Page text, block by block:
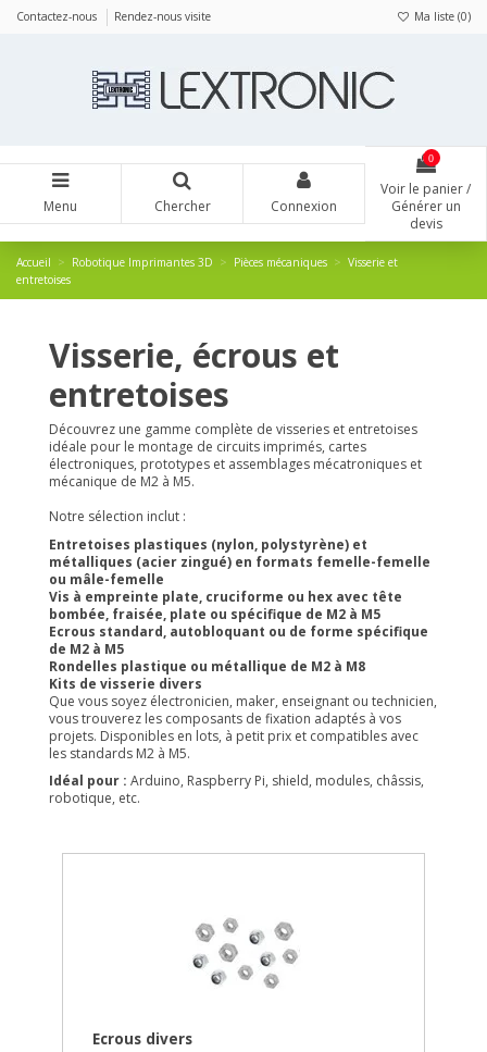
Contactez-nous Rendez-nous visite Ma liste (0)
Menu Chercher Connexion
0
Voir le panier /
Générer un
devis
Accueil Robotique Imprimantes 3D Pièces mécaniques
Visserie et
entretoises
Visserie, écrous et
entretoises
Découvrez une gamme complète de visseries et entretoises
idéale pour le montage de circuits imprimés, cartes
électroniques, prototypes et assemblages mécatroniques et
mécanique de M2 à M5.
Notre sélection inclut :
Entretoises plastiques (nylon, polystyrène) et
métalliques (acier zingué) en formats femelle-femelle
ou mâle-femelle
Vis à empreinte plate, cruciforme ou hex avec tête
bombée, fraisée, plate ou spécifique de M2 à M5
Ecrous standard, autobloquant ou de forme spécifique
de M2 à M5
Rondelles plastique ou métallique de M2 à M8
Kits de visserie divers
Que vous soyez électronicien, maker, enseignant ou technicien,
vous trouverez les composants de fixation adaptés à vos
projets. Disponibles en lots, à petit prix et compatibles avec
les standards M2 à M5.
Idéal pour : Arduino, Raspberry Pi, shield, modules, châssis,
robotique, etc.
Ecrous divers
Panneau de gestion des cookies